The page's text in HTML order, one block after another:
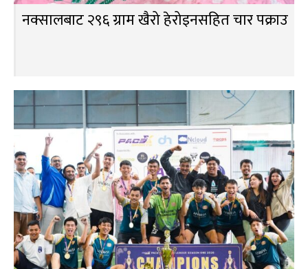
नक्सालबाट २९६ ग्राम खैरो हेरोइनसहित चार पक्राउ